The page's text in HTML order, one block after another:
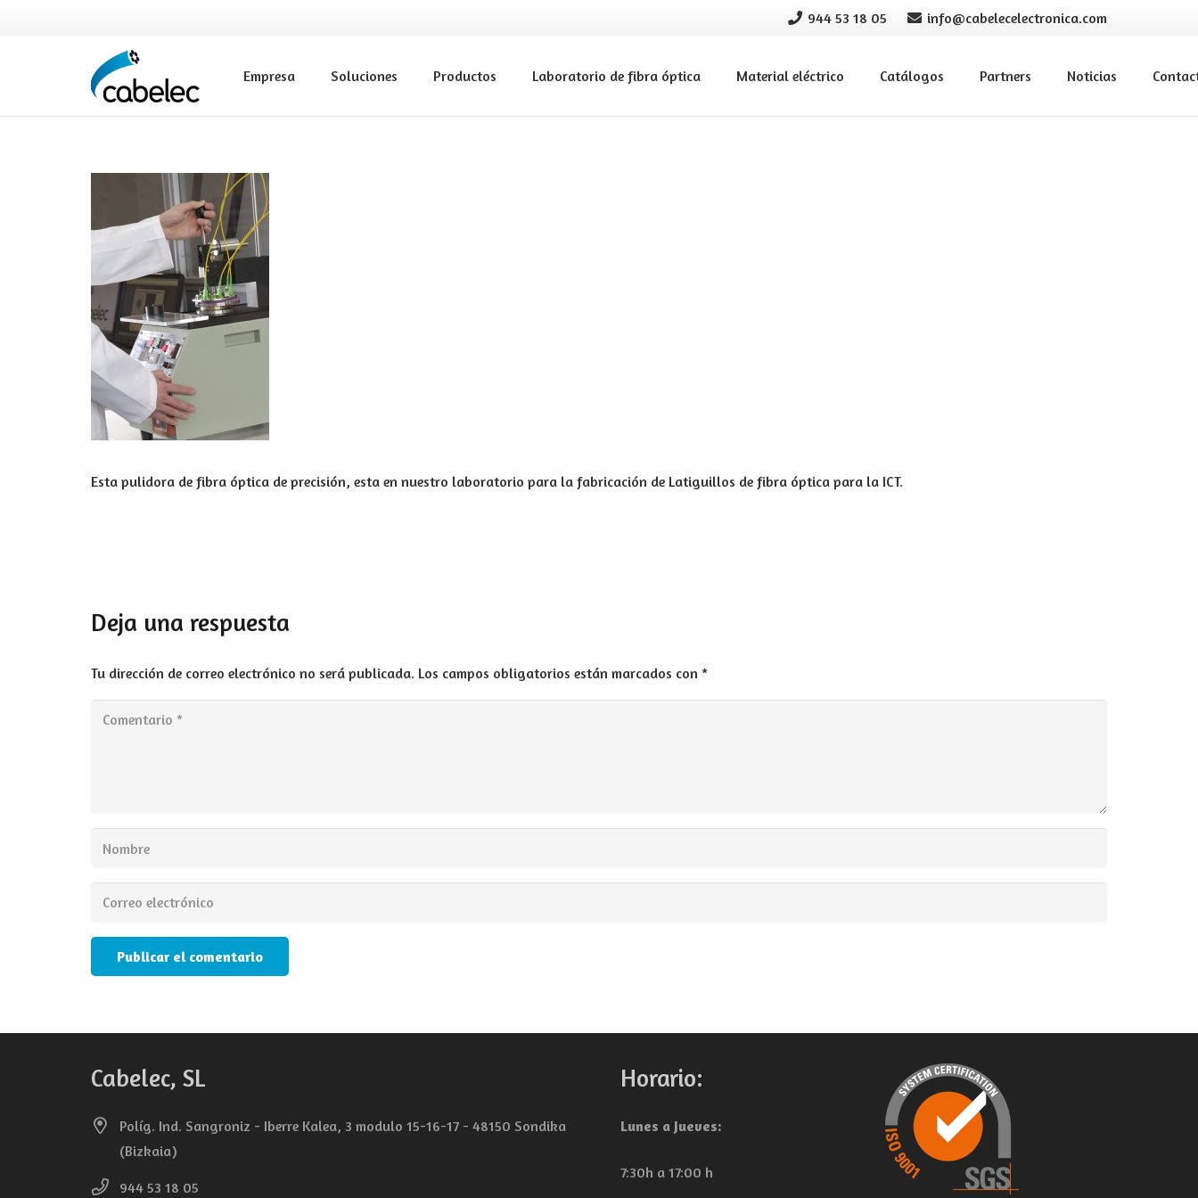
944 53 18 05 info@cabelecelectronica.com
Empresa Soluciones Productos Laboratorio de fibra óptica Material eléctrico Catálogos Partners Noticias
Esta pulidora de fibra óptica de precisión, esta en nuestro laboratorio para la fabricación de Latiguillos de fibra óptica para la ICT.
Deja una respuesta
Tu dirección de correo electrónico no será publicada. Los campos obligatorios están marcados con *
Publicar el comentario
Cabelec, SL
Políg. Ind. Sangroniz - Iberre Kalea, 3 modulo 15-16-17 - 48150 Sondika
(Bizkaia)
944 53 18 05
Horario:
Lunes a Jueves:
7:30h a 17:00 h